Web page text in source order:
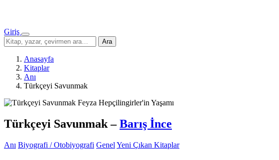
Giriş
Menü
Sitede
ara
Ara
Anasayfa
Kitaplar
Anı
Türkçeyi Savunmak
Türkçeyi Savunmak–Barış İnce
Anı Biyografi / Otobiyografi Genel Yeni Çıkan Kitaplar